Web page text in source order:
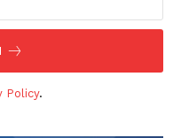
Policy.